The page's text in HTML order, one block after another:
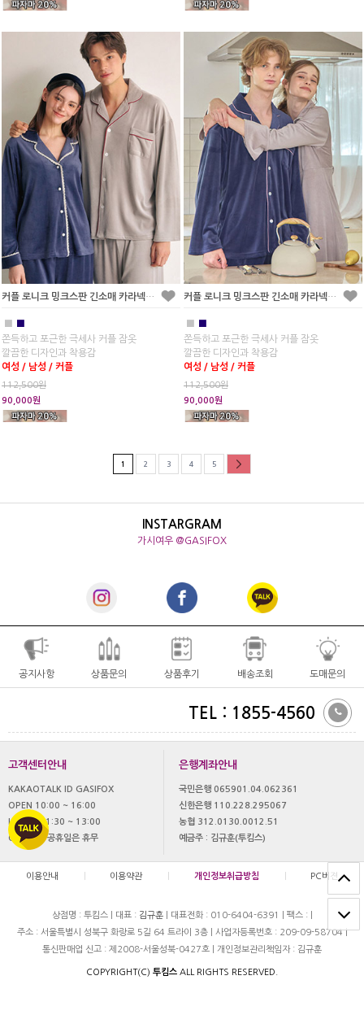
커플 로니크 밍크스판 긴소매 카라넥 투피스 잠옷(2C)
■ ■
쫀득하고 포근한 극세사 커플 잠옷
깔끔한 디자인과 착용감
여성 / 남성 / 커플
112,500원
90,000원
커플 로니크 밍크스판 긴소매 카라넥 원피스 잠옷(2C)
■ ■
쫀득하고 포근한 극세사 커플 잠옷
깔끔한 디자인과 착용감
여성 / 남성 / 커플
112,500원
90,000원
1 2 3 4 5
INSTARGRAM
가시여우 @GASIFOX
공지사항 상품문의 상품후기 배송조회 도매문의
TEL : 1855-4560
고객센터안내
KAKAOTALK ID GASIFOX
OPEN 10:00 ~ 16:00
LUNCH 11:30 ~ 13:00
OFF 토,일 공휴일은 휴무
은행계좌안내
국민은행 065901.04.062361
신한은행 110.228.295067
농협 312.0130.0012.51
예금주 : 김규훈(투킴스)
이용안내 이용약관 개인정보취급방침 PC버젼
상점명 : 투킴스 대표 : 김규훈 대표전화 : 010-6404-6391 팩스 :
주소 : 서울특별시 성북구 화랑로 5길 64 트라이 3층
사업자등록번호 : 209-09-58704 |
통신판매업 신고 : 제2008-서울성북-0427호
개인정보관리책임자 : 김규훈
COPYRIGHT(C) 투킴스 ALL RIGHTS RESERVED.